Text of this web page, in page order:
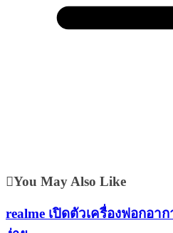
You May Also Like
realme เปิดตัวเครื่องฟอกอ